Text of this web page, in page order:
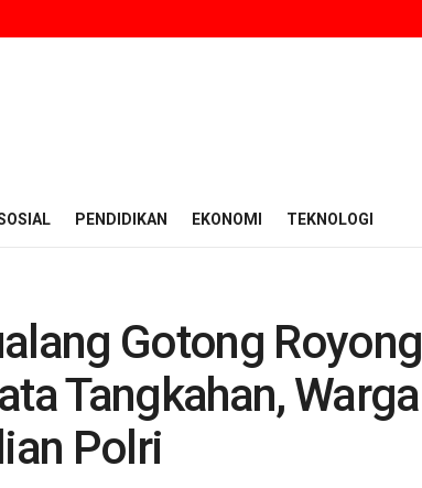
PENDIDIKAN EKONOMI TEKNOLOGI
Gotong Royong
Tangkahan, Warga
Polri